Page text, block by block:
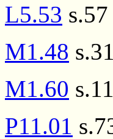
L5.53
M1.48
M1.60
P11.01